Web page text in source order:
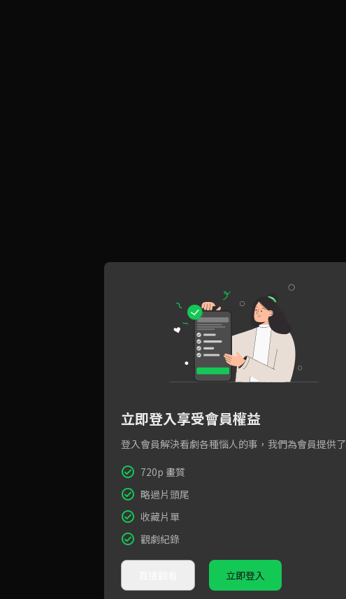
立即登入享受會員權益
登入會員解決看劇各種惱人的事，我們為會員提供了
720p 畫質
略過片頭尾
收藏片單
觀劇紀錄
立即登入